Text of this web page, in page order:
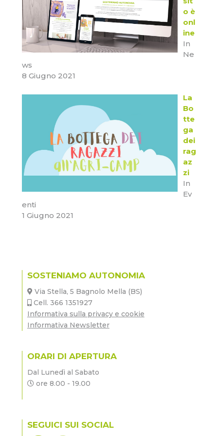
o è
onl
ine
In
Ne
ws
8 Giugno 2021
La
Bo
tte
ga
dei
rag
az
zi
In
Ev
enti
1 Giugno 2021
SOSTENIAMO AUTONOMIA
Via Stella, 5 Bagnolo Mella (BS)
Cell. 366 1351927
Informativa sulla privacy e cookie
Informativa Newsletter
ORARI DI APERTURA
Dal Lunedì al Sabato
ore 8.00 - 19.00
SEGUICI SUI SOCIAL